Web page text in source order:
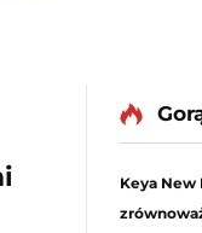
Keya New